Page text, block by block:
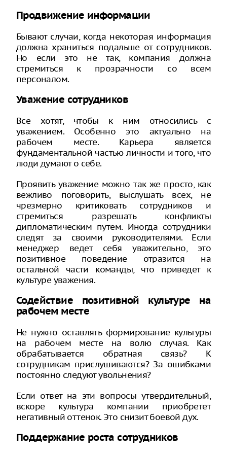
Продвижение информации
Бывают случаи, когда некоторая информация
должна храниться подальше от сотрудников.
Но если это не так, компания должна
стремиться к прозрачности со всем
персоналом.
Уважение сотрудников
Все хотят, чтобы к ним относились с
уважением. Особенно это актуально на
рабочем месте. Карьера является
фундаментальной частью личности и того, что
люди думают о себе.
Проявить уважение можно так же просто, как
вежливо поговорить, выслушать всех, не
чрезмерно критиковать сотрудников и
стремиться разрешать конфликты
дипломатическим путем. Иногда сотрудники
следят за своими руководителями. Если
менеджер ведет себя уважительно, это
позитивное поведение отразится на
остальной части команды, что приведет к
культуре уважения.
Содействие позитивной культуре на
рабочем месте
Не нужно оставлять формирование культуры
на рабочем месте на волю случая. Как
обрабатывается обратная связь? К
сотрудникам прислушиваются? За ошибками
постоянно следуют увольнения?
Если ответ на эти вопросы утвердительный,
вскоре культура компании приобретет
негативный оттенок. Это снизит боевой дух.
Поддержание роста сотрудников